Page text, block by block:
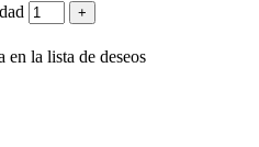
en la lista de deseos